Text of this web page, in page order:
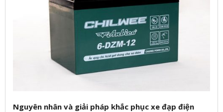
Nguyên nhân và giải pháp khắc phục xe đạp điện